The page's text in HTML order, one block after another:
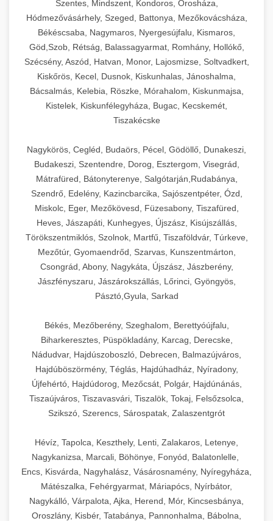
Szentes, Mindszent, Kondoros, Orosháza,
Hódmezővásárhely, Szeged, Battonya, Mezőkovácsháza,
Békéscsaba, Nagymaros, Nyergesújfalu, Kismaros,
Göd,Szob, Rétság, Balassagyarmat, Romhány, Hollókő,
Szécsény, Aszód, Hatvan, Monor, Lajosmizse, Soltvadkert,
Kiskőrös, Kecel, Dusnok, Kiskunhalas, Jánoshalma,
Bácsalmás, Kelebia, Röszke, Mórahalom, Kiskunmajsa,
Kistelek, Kiskunfélegyháza, Bugac, Kecskemét,
Tiszakécske
Nagykörös, Cegléd, Budaörs, Pécel, Gödöllő, Dunakeszi,
Budakeszi, Szentendre, Dorog, Esztergom, Visegrád,
Mátrafüred, Bátonyterenye, Salgótarján,Rudabánya,
Szendrő, Edelény, Kazincbarcika, Sajószentpéter, Ózd,
Miskolc, Eger, Mezőkövesd, Füzesabony, Tiszafüred,
Heves, Jászapáti, Kunhegyes, Újszász, Kisújszállás,
Törökszentmiklós, Szolnok, Martfű, Tiszaföldvár, Túrkeve,
Mezőtúr, Gyomaendrőd, Szarvas, Kunszentmárton,
Csongrád, Abony, Nagykáta, Újszász, Jászberény,
Jászfényszaru, Jászárokszállás, Lőrinci, Gyöngyös,
Pásztó,Gyula, Sarkad
Békés, Mezőberény, Szeghalom, Berettyóújfalu,
Biharkeresztes, Püspökladány, Karcag, Derecske,
Nádudvar, Hajdúszoboszló, Debrecen, Balmazújváros,
Hajdúböszörmény, Téglás, Hajdúhadház, Nyíradony,
Újfehértó, Hajdúdorog, Mezőcsát, Polgár, Hajdúnánás,
Tiszaújváros, Tiszavasvári, Tiszalök, Tokaj, Felsőzsolca,
Szikszó, Szerencs, Sárospatak, Zalaszentgrót
Hévíz, Tapolca, Keszthely, Lenti, Zalakaros, Letenye,
Nagykanizsa, Marcali, Böhönye, Fonyód, Balatonlelle,
Encs, Kisvárda, Nagyhalász, Vásárosnamény, Nyíregyháza,
Mátészalka, Fehérgyarmat, Máriapócs, Nyírbátor,
Nagykálló, Várpalota, Ajka, Herend, Mór, Kincsesbánya,
Oroszlány, Kisbér, Tatabánya, Pannonhalma, Bábolna,